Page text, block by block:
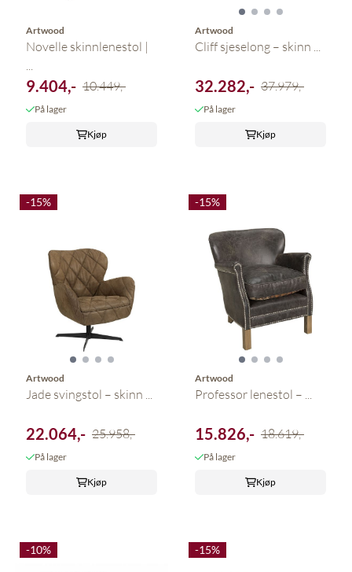
Artwood
Novelle skinnlenestol |
...
9.404,- 10.449,-
På lager
Kjøp
Artwood
Cliff sjeselong – skinn ...
32.282,- 37.979,-
På lager
Kjøp
-15%
Artwood
Jade svingstol – skinn ...
22.064,- 25.958,-
På lager
Kjøp
-15%
Artwood
Professor lenestol – ...
15.826,- 18.619,-
På lager
Kjøp
-10% -15%